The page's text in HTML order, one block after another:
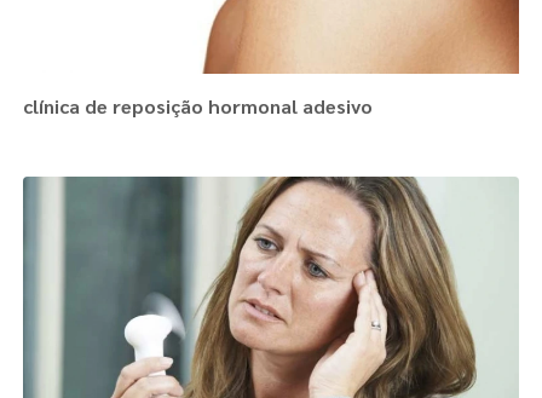
clínica de reposição hormonal adesivo